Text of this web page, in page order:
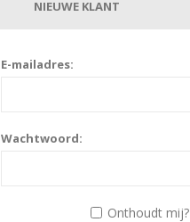
NIEUWE KLANT
E-mailadres:
Wachtwoord:
Onthoudt mij?